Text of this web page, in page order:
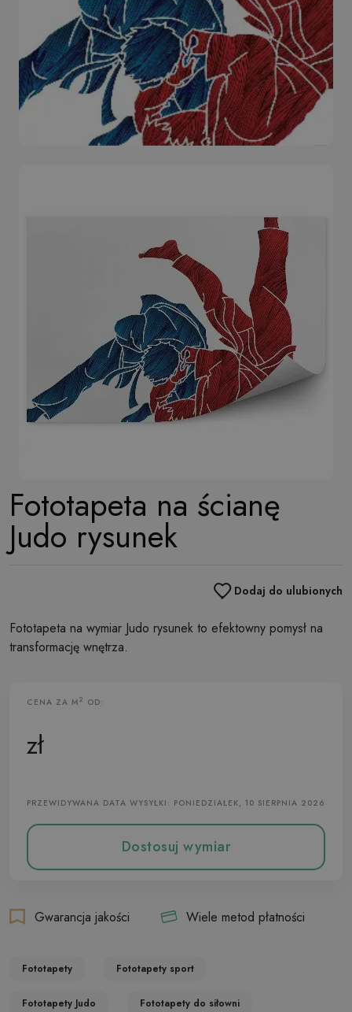
Fototapeta na ścianę
Judo rysunek
Dodaj do ulubionych
Fototapeta na wymiar Judo rysunek to efektowny pomysł na
transformację wnętrza.
CENA ZA M2 OD:
zł
PRZEWIDYWANA DATA WYSYŁKI: PONIEDZIAŁEK, 10 SIERPNIA 2026
Dostosuj wymiar
Gwarancja jakości Wiele metod płatności
Fototapety Fototapety sport
Fototapety Judo Fototapety do siłowni